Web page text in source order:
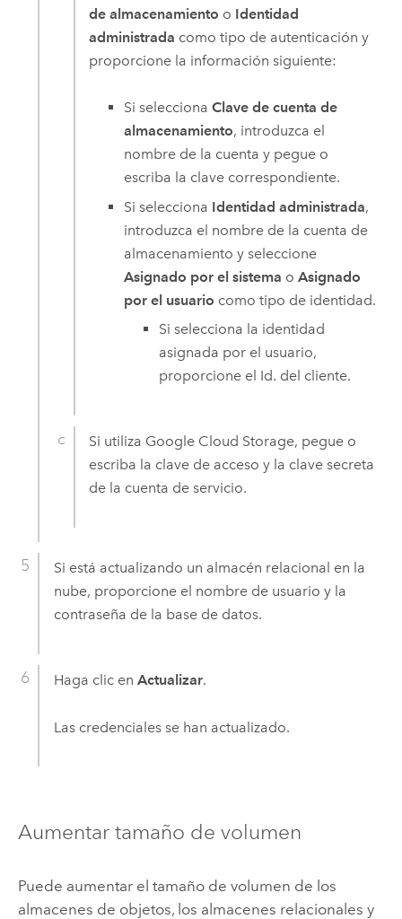
de almacenamiento o Identidad
administrada como tipo de autenticación y
proporcione la información siguiente:
Si seleccionaClave de cuenta de
almacenamiento, introduzca el
nombre de la cuenta y pegue o
escriba la clave correspondiente.
Si selecciona Identidad administrada,
introduzca el nombre de la cuenta de
almacenamiento y seleccione
Asignado por el sistema oAsignado
por el usuario como tipo de identidad.
Si selecciona la identidad
asignada por el usuario,
proporcione el Id. del cliente.
Si utiliza Google Cloud Storage, pegue o
escriba la clave de acceso y la clave secreta
de la cuenta de servicio.
Si está actualizando un almacén relacional en la
nube, proporcione el nombre de usuario y la
contraseña de la base de datos.
Haga clic en Actualizar.
Las credenciales se han actualizado.
Aumentar tamaño de volumen
Puede aumentar el tamaño de volumen de los
almacenes de objetos, los almacenes relacionales y